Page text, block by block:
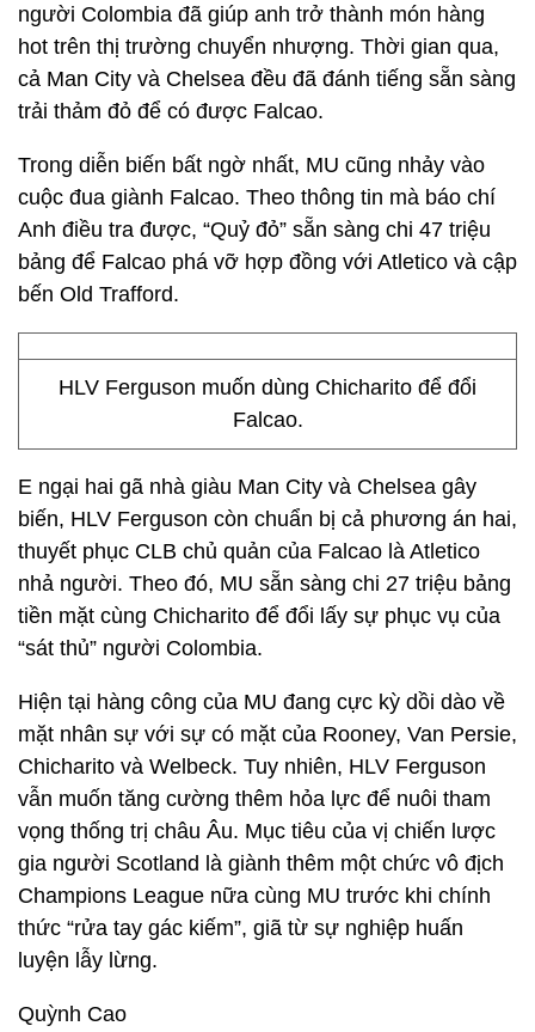
người Colombia đã giúp anh trở thành món hàng
hot trên thị trường chuyển nhượng. Thời gian qua,
cả Man City và Chelsea đều đã đánh tiếng sẵn sàng
trải thảm đỏ để có được Falcao.
Trong diễn biến bất ngờ nhất, MU cũng nhảy vào
cuộc đua giành Falcao. Theo thông tin mà báo chí
Anh điều tra được, “Quỷ đỏ” sẵn sàng chi 47 triệu
bảng để Falcao phá vỡ hợp đồng với Atletico và cập
bến Old Trafford.
HLV Ferguson muốn dùng Chicharito để đổi
Falcao.
E ngại hai gã nhà giàu Man City và Chelsea gây
biến, HLV Ferguson còn chuẩn bị cả phương án hai,
thuyết phục CLB chủ quản của Falcao là Atletico
nhả người. Theo đó, MU sẵn sàng chi 27 triệu bảng
tiền mặt cùng Chicharito để đổi lấy sự phục vụ của
“sát thủ” người Colombia.
Hiện tại hàng công của MU đang cực kỳ dồi dào về
mặt nhân sự với sự có mặt của Rooney, Van Persie,
Chicharito và Welbeck. Tuy nhiên, HLV Ferguson
vẫn muốn tăng cường thêm hỏa lực để nuôi tham
vọng thống trị châu Âu. Mục tiêu của vị chiến lược
gia người Scotland là giành thêm một chức vô địch
Champions League nữa cùng MU trước khi chính
thức “rửa tay gác kiếm”, giã từ sự nghiệp huấn
luyện lẫy lừng.
Quỳnh Cao